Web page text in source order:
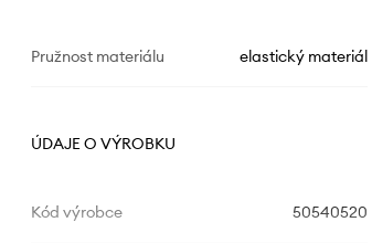
Pružnost materiálu elastický materiál
ÚDAJE O VÝROBKU
Kód výrobce 50540520